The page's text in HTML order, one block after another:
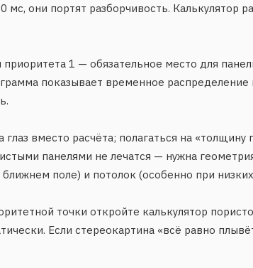
они портят разборчивость. Калькулятор
приоритета 1 — обязательное место для
показывает временное
вместо расчёта; полагаться на
панелями не лечатся — нужна
поле) и потолок (особенно при
точки откройте калькулятор
Если стереокартина «всё равно